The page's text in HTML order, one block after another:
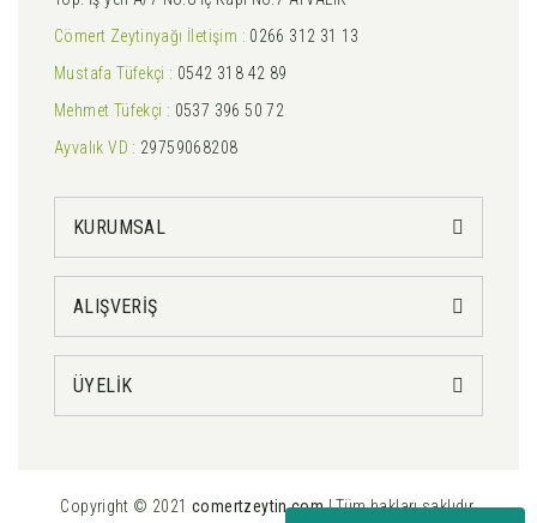
Cömert Zeytinyağı İletişim : 0266 312 31 13
Mustafa Tüfekçi : 0542 318 42 89
Mehmet Tüfekçi : 0537 396 50 72
Ayvalık VD : 29759068208
KURUMSAL
ALIŞVERİŞ
ÜYELİK
Copyright © 2021 comertzeytin.com| Tüm hakları saklıdır.